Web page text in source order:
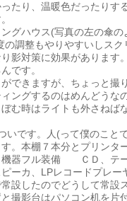
たり、温暖色だったりす
グハウス(写真の左の傘の
の調整もやりやすいしスク
影対策に効果があります
です。
できますが、ちょっと撮
ングするのはめんどうな
む時はライトも外さねば
いです。人(って僕のこと
。本棚７本分とプリンタ
機器フル装備 ＣＤ、テ
ーカ、LPレコードプレー
設したのでどうして常設
撮影台はパソコン机を片